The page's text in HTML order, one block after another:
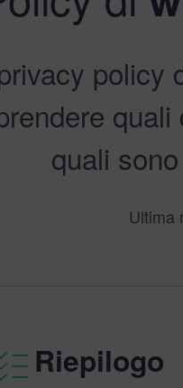
quali
Ultima
Riepilogo